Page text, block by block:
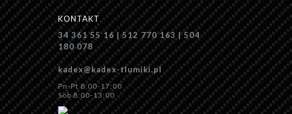
KONTAKT
34 361 55 16 | 512 770 163 | 504
180 078
kadex@kadex-tlumiki.pl
Pn-Pt 8:00-17:00
Sob 8:00-13:00